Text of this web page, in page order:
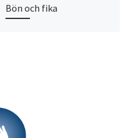
Bön och fika